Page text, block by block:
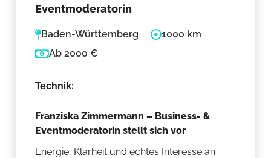
Eventmoderatorin
Baden-Württemberg
1000 km
Ab 2000 €
Technik:
Franziska Zimmermann – Business- &
Eventmoderatorin stellt sich vor
Energie, Klarheit und echtes Interesse an